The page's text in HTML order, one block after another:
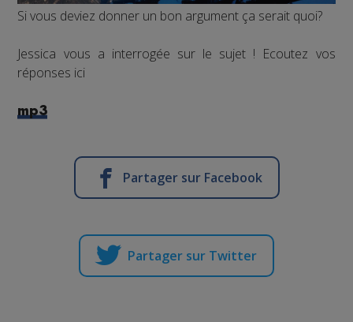
Si vous deviez donner un bon argument ça serait quoi?
Jessica vous a interrogée sur le sujet ! Ecoutez vos
réponses ici
mp3
Partager sur Facebook
Partager sur Twitter